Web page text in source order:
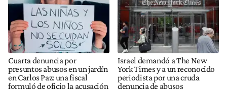
Cuarta denuncia por
presuntos abusos en un jardín
en Carlos Paz: una fiscal
formuló de oficio la acusación
Israel demandó a The New
York Times y a un reconocido
periodista por una cruda
denuncia de abusos